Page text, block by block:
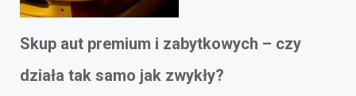
Skup aut premium i zabytkowych – czy
działa tak samo jak zwykły?